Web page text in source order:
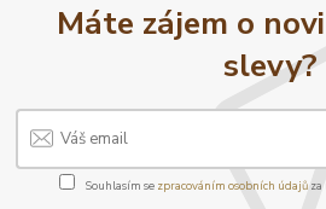
Máte zájem o
slevy?
Souhlasím se zpracováním osobních údajůza